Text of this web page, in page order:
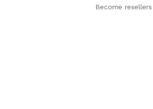
Become resellers